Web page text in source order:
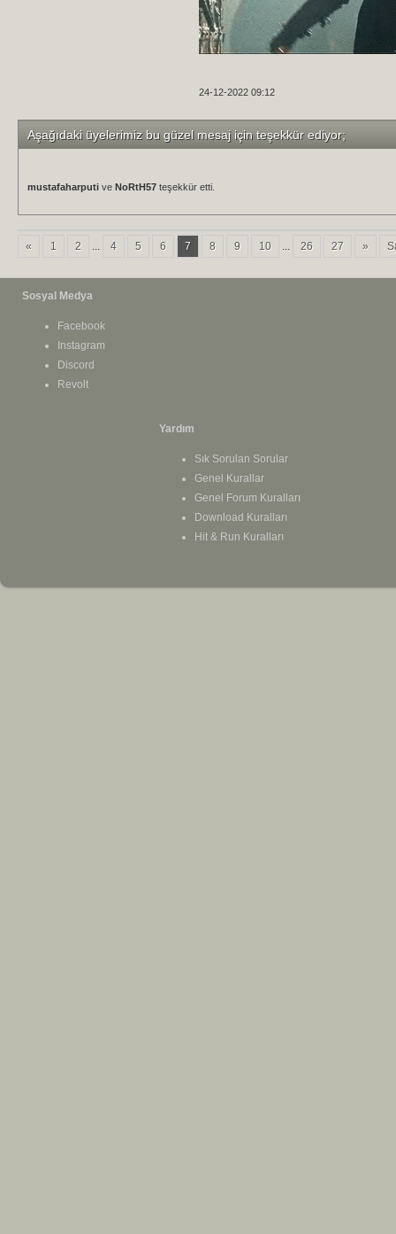
24-12-2022 09:12
Aşağıdaki üyelerimiz bu güzel mesaj için teşekkür ediyor;
mustafaharputi ve NoRtH57 teşekkür etti.
« 1 2 ... 4 5 6 7 8 9 10 ... 26 27 »
Sosyal Medya
Facebook
Instagram
Discord
Revolt
Yardım
Sık Sorulan Sorular
Genel Kurallar
Genel Forum Kuralları
Download Kuralları
Hit & Run Kuralları